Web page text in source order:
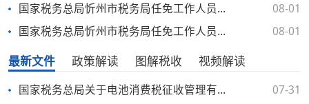
国家税务总局忻州市税务局任免工作人员（2024年8月1日）
08-01
国家税务总局忻州市税务局任免工作人员（2024年8月1日）
08-01
最新文件 政策解读 图解税收 视频解读
国家税务总局关于电池消费税征收管理有关事项的公告
07-31